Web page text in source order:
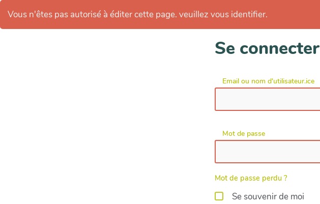
Vous n'êtes pas autorisé à éditer cette page. veuillez vous identifier.
Se connecter
Email ou nom d'utilisateur.ice
Mot de passe
Mot de passe perdu ?
Se souvenir de moi